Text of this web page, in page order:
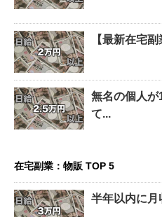
【最新在宅
無名の個人が
て...
在宅副業：物販 TOP 5
半年以内に月